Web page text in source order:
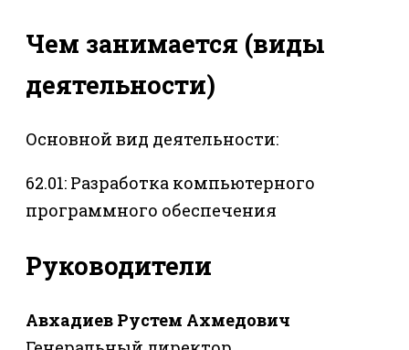
Чем занимается (виды
деятельности)
Основной вид деятельности:
62.01: Разработка компьютерного
программного обеспечения
Руководители
Авхадиев Рустем Ахмедович